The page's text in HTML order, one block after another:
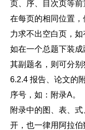
页、序、目次页等
在每页的相同位置，
力求不出空白页，如
如在一个总题下装
其副题名，则可分别
6.2.4 报告、论文的
序号，如：附录A。
附录中的图、表、
开，也一律用阿拉